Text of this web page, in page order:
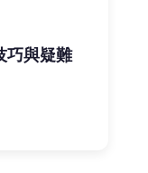
巧與疑難